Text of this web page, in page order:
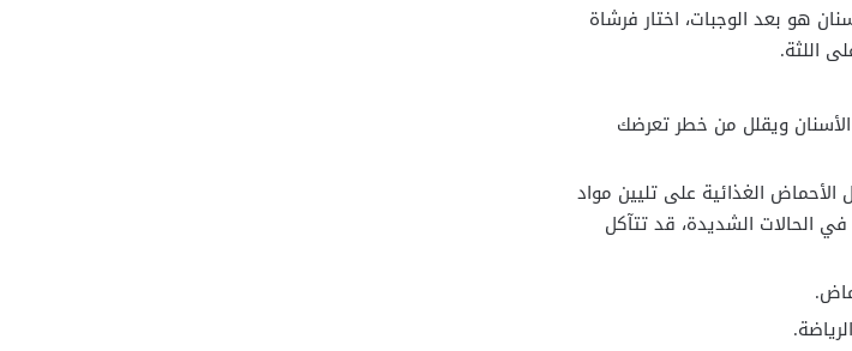
هو بعد الوجبات، اختار فرشاة
اللثة.
ويقلل من خطر تعرضك
الغذائية على تليين مواد
الحالات الشديدة، قد تتآكل